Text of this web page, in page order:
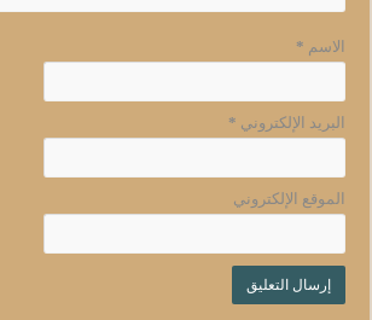
الاسم *
البريد الإلكتروني *
الموقع الإلكتروني